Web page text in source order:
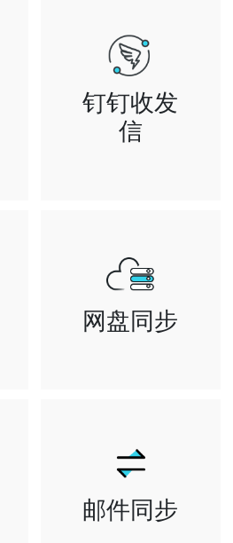
钉钉收发
信
网盘同步
邮件同步